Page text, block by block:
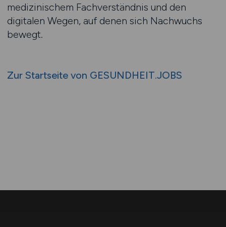
medizinischem Fachverständnis und den
digitalen Wegen, auf denen sich Nachwuchs
bewegt.
Zur Startseite von GESUNDHEIT.JOBS